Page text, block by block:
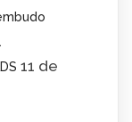
11 de